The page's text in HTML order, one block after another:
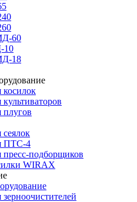
60
10
18
косилок
плугов
сеялок
ПТС-4
пресс-подборщиков
WIRAX
зерноочистителей